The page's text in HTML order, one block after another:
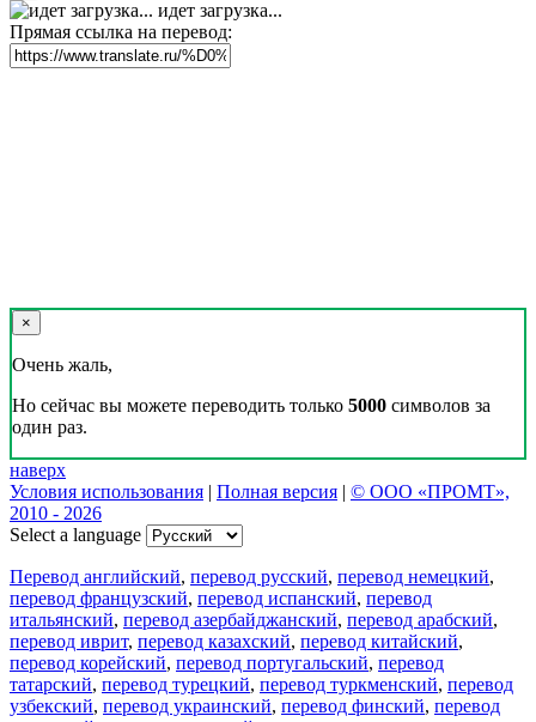
идет загрузка...
Прямая ссылка на перевод:
×
Очень жаль,
Но сейчас вы можете переводить только 5000 символов за
один раз.
наверх
Условия использования | Полная версия | © ООО «ПРОМТ»,
2010 - 2026
Select a language
Перевод английский, перевод русский, перевод немецкий,
перевод французский, перевод испанский, перевод
итальянский, перевод азербайджанский, перевод арабский,
перевод иврит, перевод казахский, перевод китайский,
перевод корейский, перевод португальский, перевод
татарский, перевод турецкий, перевод туркменский, перевод
узбекский, перевод украинский, перевод финский, перевод